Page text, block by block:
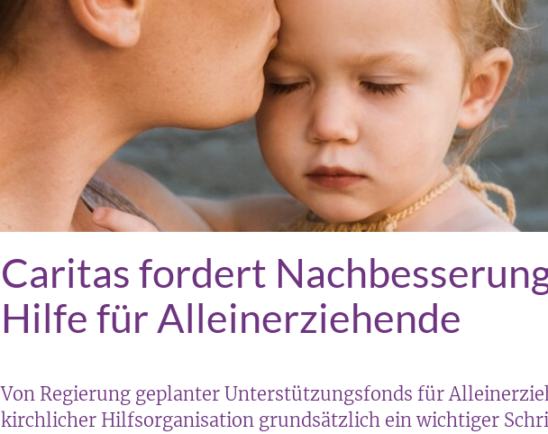
Caritas fordert
Hilfe für Alleinerziehende
Von Regierung geplanter Unterstützungsfonds für
kirchlicher Hilfsorganisation grundsätzlich ein wichtiger